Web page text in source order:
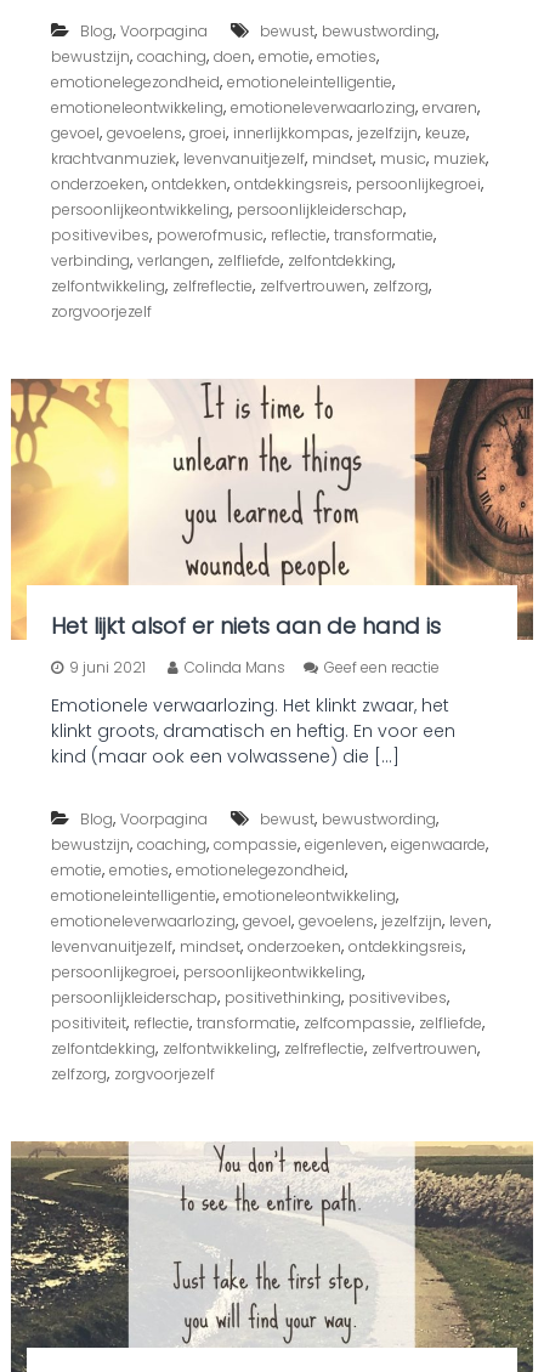
t
v
n
m
Blog, Voorpagina bewust, bewustwording,
bewustzijn, coaching, doen, emotie, emoties,
emotionelegezondheid, emotioneleintelligentie,
emotioneleontwikkeling, emotioneleverwaarlozing, ervaren,
gevoel, gevoelens, groei, innerlijkkompas, jezelfzijn, keuze,
krachtvanmuziek, levenvanuitjezelf, mindset, music, muziek,
onderzoeken, ontdekken, ontdekkingsreis, persoonlijkegroei,
persoonlijkeontwikkeling, persoonlijkleiderschap,
positivevibes, powerofmusic, reflectie, transformatie,
verbinding, verlangen, zelfliefde, zelfontdekking,
zelfontwikkeling, zelfreflectie, zelfvertrouwen, zelfzorg,
zorgvoorjezelf
Het lijkt alsof er niets aan de hand is
9 juni 2021 Colinda Mans Geef een reactieo
H
e
j
k
s
o
e
r
i
a
a
n
d
e
h
a
n
d
i
Emotionele verwaarlozing. Het klinkt zwaar, het
klinkt groots, dramatisch en heftig. En voor een
kind (maar ook een volwassene) die […]
Blog, Voorpagina bewust, bewustwording,
bewustzijn, coaching, compassie, eigenleven, eigenwaarde,
emotie, emoties, emotionelegezondheid,
emotioneleintelligentie, emotioneleontwikkeling,
emotioneleverwaarlozing, gevoel, gevoelens, jezelfzijn, leven,
levenvanuitjezelf, mindset, onderzoeken, ontdekkingsreis,
persoonlijkegroei, persoonlijkeontwikkeling,
persoonlijkleiderschap, positivethinking, positivevibes,
positiviteit, reflectie, transformatie, zelfcompassie, zelfliefde,
zelfontdekking, zelfontwikkeling, zelfreflectie, zelfvertrouwen,
zelfzorg, zorgvoorjezelf